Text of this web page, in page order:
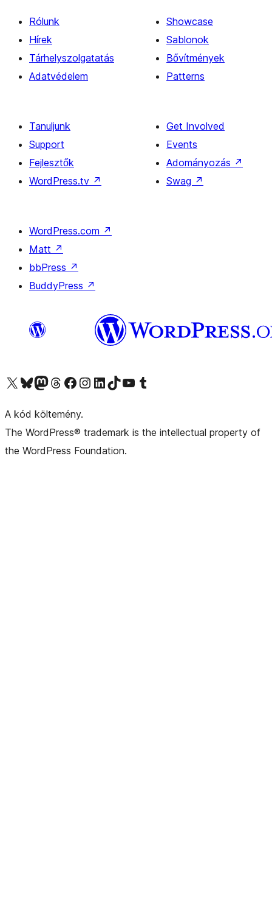
Rólunk
Hírek
Tárhelyszolgatatás
Adatvédelem
Showcase
Sablonok
Bővítmények
Patterns
Tanuljunk
Support
Fejlesztők
WordPress.tv ↗
Get Involved
Events
Adományozás ↗
Swag ↗
WordPress.com ↗
Matt ↗
bbPress ↗
BuddyPress ↗
Visit our X (formerly Twitter) account
Visit our Bluesky account
Twitter csatornánk
Visit our Threads account
Facebook oldalunk megtekintése
Visit our Instagram account
Visit our LinkedIn account
Visit our TikTok account
Visit our YouTube channel
Visit our Tumblr account
A kód költemény.
The WordPress® trademark is the intellectual property of
the WordPress Foundation.